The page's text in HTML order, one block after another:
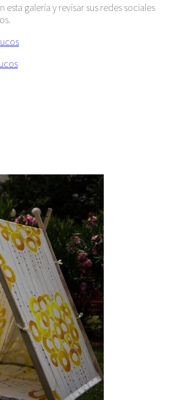
esta galería y revisar sus redes sociales